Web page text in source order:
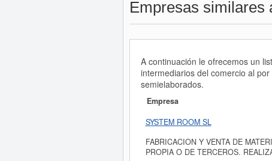
Empresas similares
A continuación le ofrecemos un
intermediarios del comercio al
semielaborados.
Empresa
SYSTEM ROOM SL
FABRICACION Y VENTA DE
PROPIA O DE TERCEROS.